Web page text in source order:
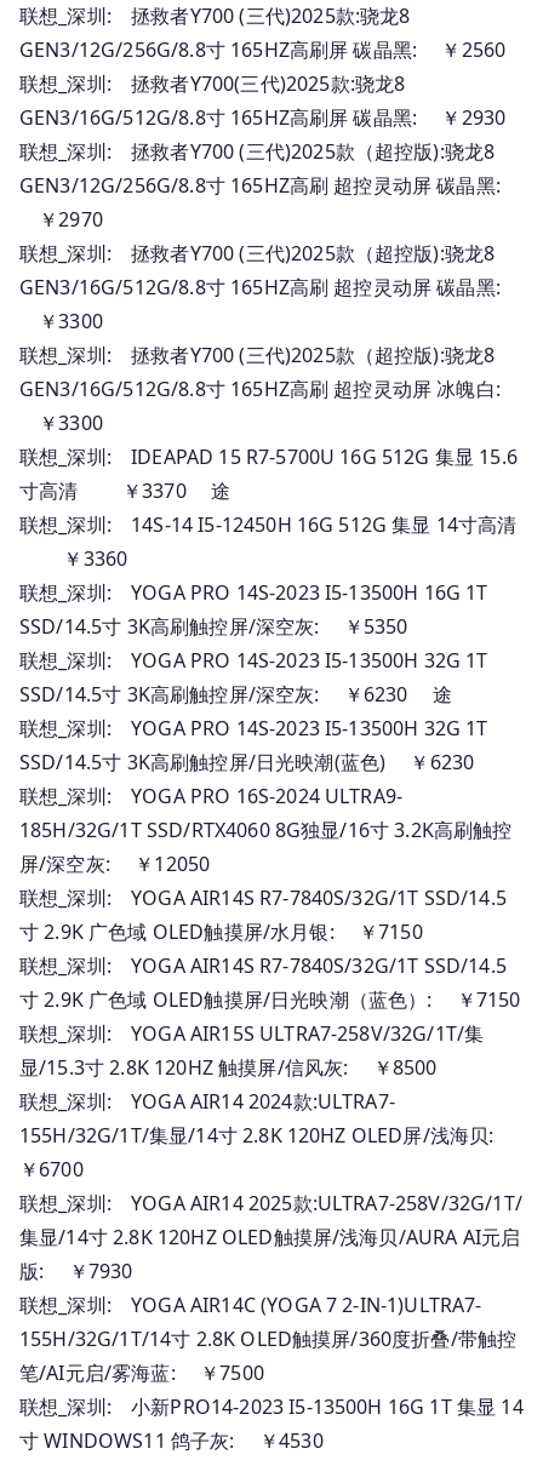
联想_深圳: 拯救者Y700 (三代)2025款:骁龙8
GEN3/12G/256G/8.8寸 165HZ高刷屏 碳晶黑: ￥2560
联想_深圳: 拯救者Y700(三代)2025款:骁龙8
GEN3/16G/512G/8.8寸 165HZ高刷屏 碳晶黑: ￥2930
联想_深圳: 拯救者Y700 (三代)2025款（超控版):骁龙8
GEN3/12G/256G/8.8寸 165HZ高刷 超控灵动屏 碳晶黑:
￥2970
联想_深圳: 拯救者Y700 (三代)2025款（超控版):骁龙8
GEN3/16G/512G/8.8寸 165HZ高刷 超控灵动屏 碳晶黑:
￥3300
联想_深圳: 拯救者Y700 (三代)2025款（超控版):骁龙8
GEN3/16G/512G/8.8寸 165HZ高刷 超控灵动屏 冰魄白:
￥3300
联想_深圳: IDEAPAD 15 R7-5700U 16G 512G 集显 15.6
寸高清 ￥3370 途
联想_深圳: 14S-14 I5-12450H 16G 512G 集显 14寸高清
￥3360
联想_深圳: YOGA PRO 14S-2023 I5-13500H 16G 1T
SSD/14.5寸 3K高刷触控屏/深空灰: ￥5350
联想_深圳: YOGA PRO 14S-2023 I5-13500H 32G 1T
SSD/14.5寸 3K高刷触控屏/深空灰: ￥6230 途
联想_深圳: YOGA PRO 14S-2023 I5-13500H 32G 1T
SSD/14.5寸 3K高刷触控屏/日光映潮(蓝色) ￥6230
联想_深圳: YOGA PRO 16S-2024 ULTRA9-
185H/32G/1T SSD/RTX4060 8G独显/16寸 3.2K高刷触控
屏/深空灰: ￥12050
联想_深圳: YOGA AIR14S R7-7840S/32G/1T SSD/14.5
寸 2.9K 广色域 OLED触摸屏/水月银: ￥7150
联想_深圳: YOGA AIR14S R7-7840S/32G/1T SSD/14.5
寸 2.9K 广色域 OLED触摸屏/日光映潮（蓝色）: ￥7150
联想_深圳: YOGA AIR15S ULTRA7-258V/32G/1T/集
显/15.3寸 2.8K 120HZ 触摸屏/信风灰: ￥8500
联想_深圳: YOGA AIR14 2024款:ULTRA7-
155H/32G/1T/集显/14寸 2.8K 120HZ OLED屏/浅海贝:
￥6700
联想_深圳: YOGA AIR14 2025款:ULTRA7-258V/32G/1T/
集显/14寸 2.8K 120HZ OLED触摸屏/浅海贝/AURA AI元启
版: ￥7930
联想_深圳: YOGA AIR14C (YOGA 7 2-IN-1)ULTRA7-
155H/32G/1T/14寸 2.8K OLED触摸屏/360度折叠/带触控
笔/AI元启/雾海蓝: ￥7500
联想_深圳: 小新PRO14-2023 I5-13500H 16G 1T 集显 14
寸 WINDOWS11 鸽子灰: ￥4530